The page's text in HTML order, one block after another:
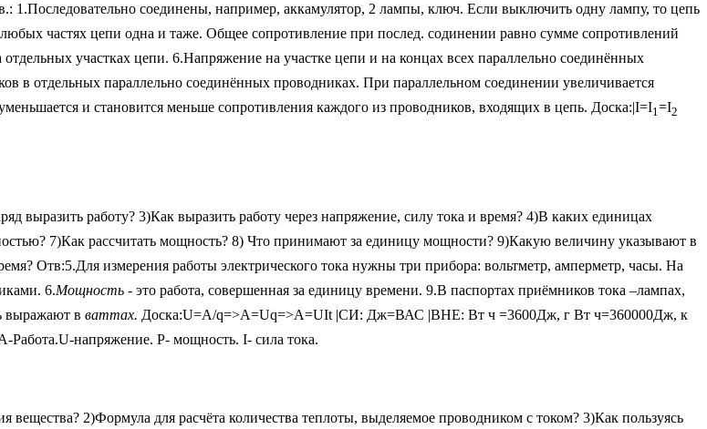
1.Последовательно соединены, например, аккамулятор, 2 лампы, ключ. Если выключить одну лампу, то цепь
частях цепи одна и таже. Общее сопротивление при послед. содинении равно сумме сопротивлений
участках цепи. 6.Напряжение на участке цепи и на концах всех параллельно соединённых
в отдельных параллельно соединённых проводниках. При параллельном соединении увеличивается
и становится меньше сопротивления каждого из проводников, входящих в цепь. Доска:|I=I1=I2
выразить работу? 3)Как выразить работу через напряжение, силу тока и время? 4)В каких единицах
7)Как рассчитать мощность? 8) Что принимают за единицу мощности? 9)Какую величину указывают в
Отв:5.Для измерения работы электрического тока нужны три прибора: вольтметр, амперметр, часы. На
6.Мощность - это работа, совершенная за единицу времени. 9.В паспортах приёмников тока –лампах,
выражают в ваттах. Доска:U=A/q=>A=Uq=>A=UIt |СИ: Дж=ВАС |ВНЕ: Вт ч =3600Дж, г Вт ч=360000Дж, к
напряжение. Р- мощность. I- сила тока.
2)Формула для расчёта количества теплоты, выделяемое проводником с током? 3)Как пользуясь